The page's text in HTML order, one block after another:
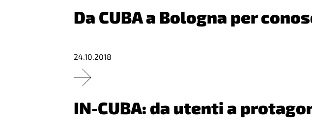
Da CUBA a Bologna per
24.10.2018
IN-CUBA: da utenti a